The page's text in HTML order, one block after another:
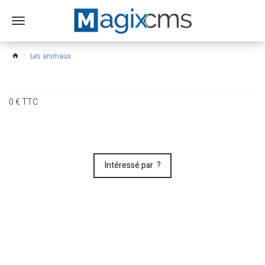
Ouvrir
menu
home Les animaux
0€TTC
Intéressé par ?